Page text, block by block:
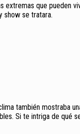
que pueden
show se tratara.
también mostraba
Si te intriga de qué